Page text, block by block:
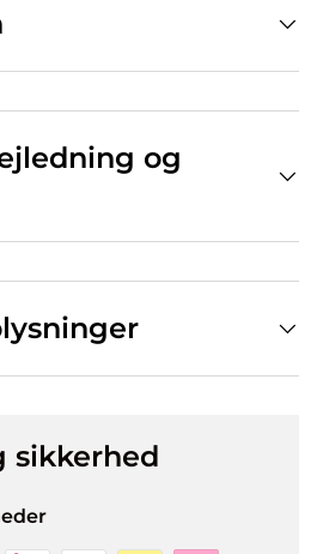
og
sikkerhed